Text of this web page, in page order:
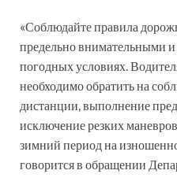
«Соблюдайте правила
предельно внимательными
погодных условиях.
необходимо обратить на
дистанции, выполнение
исключение резких
зимний период на
говорится в обращении